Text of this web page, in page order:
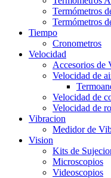
Termómetros
Termómetros
Tiempo
Cronometros
Velocidad
Accesorios de
Velocidad de
Velocidad de
Velocidad de
Vibracion
Medidor de
Vision
Kits de
Microscopios
Videoscopios